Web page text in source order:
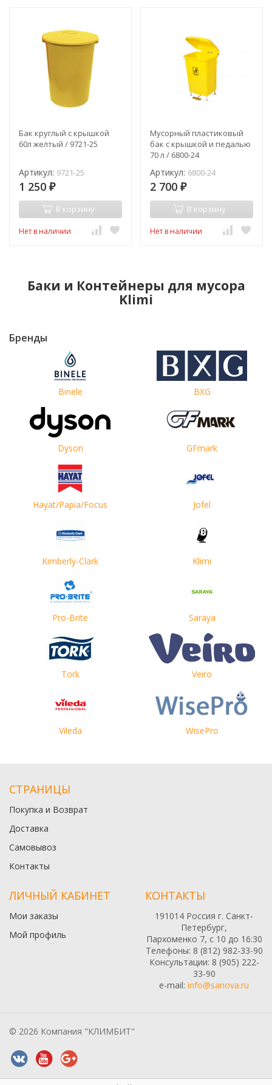
Бак круглый с крышкой
60л желтый / 9721-25
Артикул: 9721-25
1 250 ₽
В корзину
Нет в наличии
Мусорный пластиковый
бак с крышкой и педалью
70 л / 6800-24
Артикул: 6800-24
2 700 ₽
В корзину
Нет в наличии
Баки и Контейнеры для мусора
Klimi
Бренды
Binele BXG
Dyson GFmark
Hayat/Papia/Focus Jofel
Kimberly-Clark Klimi
Pro-Brite Saraya
Tork Veiro
Vileda WisePro
СТРАНИЦЫ
Покупка и Возврат
Доставка
Самовывоз
Контакты
ЛИЧНЫЙ КАБИНЕТ
Мои заказы
Мой профиль
КОНТАКТЫ
191014 Россия г. Санкт-
Петербург,
Пархоменко 7, с 10 до 16:30
Телефоны: 8 (812) 982-33-90
Консультации: 8 (905) 222-
33-90
e-mail: info@sanova.ru
© 2026 Компания "КЛИМБИТ"